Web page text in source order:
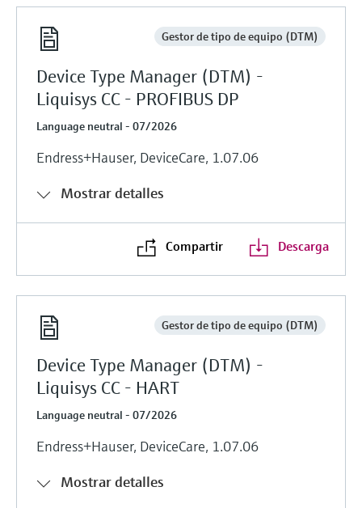
Gestor de tipo de equipo (DTM)
Device Type Manager (DTM) -
Liquisys CC - PROFIBUS DP
Language neutral - 07/2026
Endress+Hauser, DeviceCare, 1.07.06
Mostrar detalles
Compartir Descarga
Gestor de tipo de equipo (DTM)
Device Type Manager (DTM) -
Liquisys CC - HART
Language neutral - 07/2026
Endress+Hauser, DeviceCare, 1.07.06
Mostrar detalles